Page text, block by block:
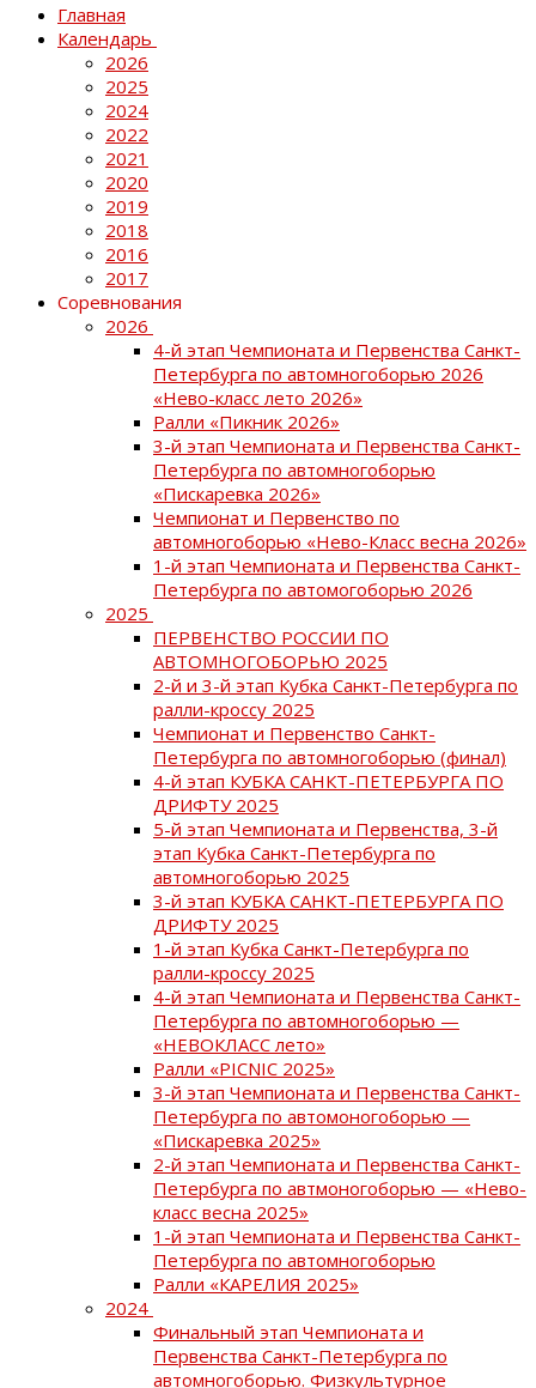
Главная
Календарь
2026
2025
2024
2022
2021
2020
2019
2018
2016
2017
Соревнования
2026
4-й этап Чемпионата и Первенства Санкт-
Петербурга по автомногоборью 2026
«Нево-класс лето 2026»
Ралли «Пикник 2026»
3-й этап Чемпионата и Первенства Санкт-
Петербурга по автомногоборью
«Пискаревка 2026»
Чемпионат и Первенство по
автомногоборью «Нево-Класс весна 2026»
1-й этап Чемпионата и Первенства Санкт-
Петербурга по автомогоборью 2026
2025
ПЕРВЕНСТВО РОССИИ ПО
АВТОМНОГОБОРЬЮ 2025
2-й и 3-й этап Кубка Санкт-Петербурга по
ралли-кроссу 2025
Чемпионат и Первенство Санкт-
Петербурга по автомногоборью (финал)
4-й этап КУБКА САНКТ-ПЕТЕРБУРГА ПО
ДРИФТУ 2025
5-й этап Чемпионата и Первенства, 3-й
этап Кубка Санкт-Петербурга по
автомногоборью 2025
3-й этап КУБКА САНКТ-ПЕТЕРБУРГА ПО
ДРИФТУ 2025
1-й этап Кубка Санкт-Петербурга по
ралли-кроссу 2025
4-й этап Чемпионата и Первенства Санкт-
Петербурга по автомногоборью —
«НЕВОКЛАСС лето»
Ралли «PICNIC 2025»
3-й этап Чемпионата и Первенства Санкт-
Петербурга по автомоногоборью —
«Пискаревка 2025»
2-й этап Чемпионата и Первенства Санкт-
Петербурга по автмоногоборью — «Нево-
класс весна 2025»
1-й этап Чемпионата и Первенства Санкт-
Петербурга по автомногоборью
Ралли «КАРЕЛИЯ 2025»
2024
Финальный этап Чемпионата и
Первенства Санкт-Петербурга по
автомногоборью. Физкультурное